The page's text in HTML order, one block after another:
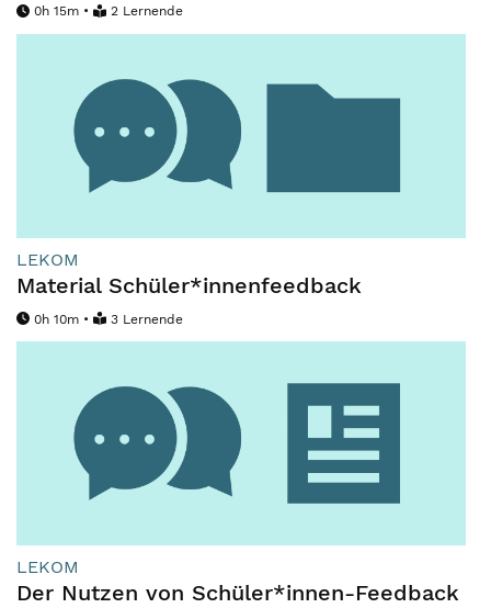
0h 15m • 2 Lernende
LEKOM
Material Schüler*innenfeedback
0h 10m • 3 Lernende
LEKOM
Der Nutzen von Schüler*innen-Feedback